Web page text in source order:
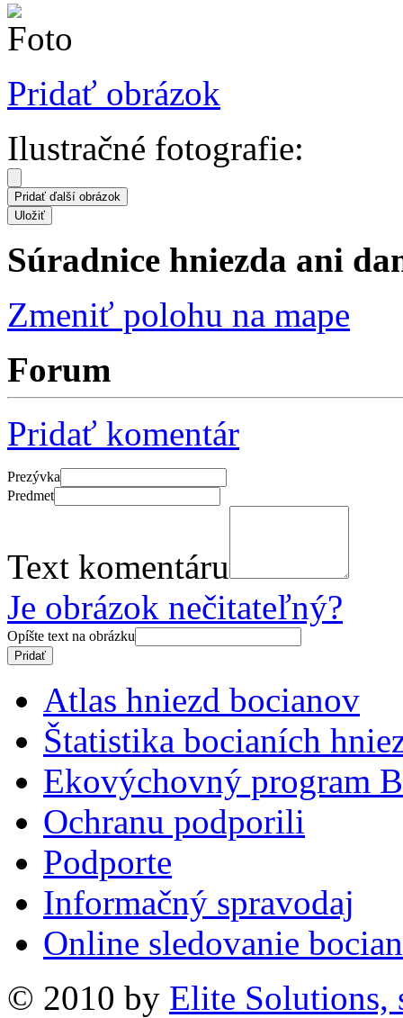
Pridať obrázok
Ilustračné fotografie:
Súradnice hniezda ani
Zmeniť polohu na mape
Forum
Pridať komentár
Prezývka
Predmet
Text komentáru
Je obrázok nečitateľný?
Opíšte text na obrázku
Atlas hniezd bocianov
Štatistika bocianích
Ekovýchovný program
Ochranu podporili
Podporte
Informačný spravodaj
Online sledovanie
© 2010 by Elite Solutions,